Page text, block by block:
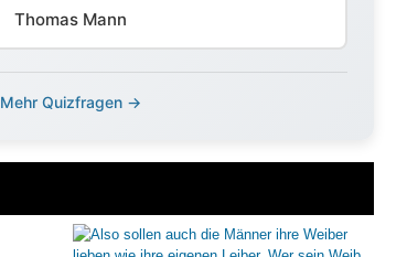
Thomas Mann
Mehr Quizfragen →